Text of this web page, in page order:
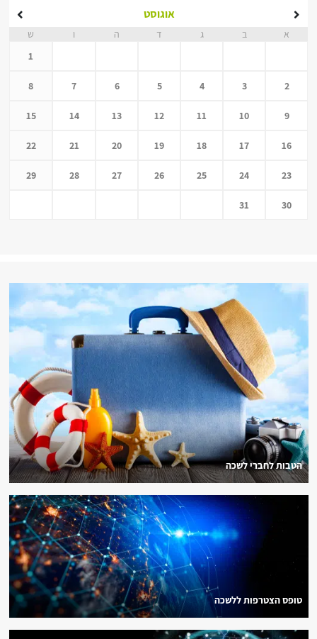
אוגוסט
א ב ג ד ה ו
ש
1
2
3
4
5
6
7
8
9
10
11
12
13
14
15
16
17
18
19
20
21
22
23
24
25
26
27
28
29
30
31
הטבות לחברי לשכה
טופס הצטרפות ללשכה